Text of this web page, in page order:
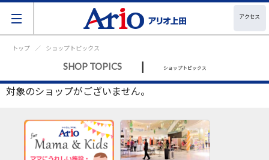
アクセス
トップ ショップトピックス
SHOP TOPICS | ショップトピックス
対象のショップがございません。